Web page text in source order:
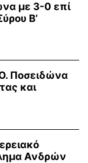
με 3-0 επί
Β’
Ποσειδώνα
και
Ανδρών